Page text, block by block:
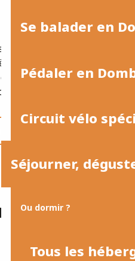
Se balader en
Pédaler en
Circuit vélo
Séjourner,
Ou dormir ?
Tous les
de la
newsletters pour
informations et
votre séjour ou